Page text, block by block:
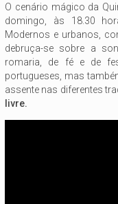
O cenário mágico da
domingo, às 18.30
Modernos e urbanos,
debruça-se sobre a
romaria, de fé e de
portugueses, mas
assente nas diferentes
livre.